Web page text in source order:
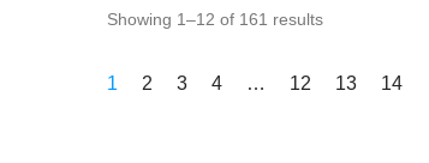
Showing 1–12 of 161 results
1 2 3 4 … 12 13 14